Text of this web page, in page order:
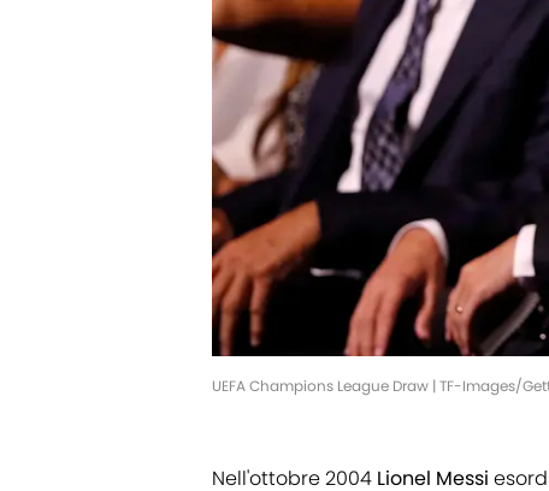
UEFA Champions League Draw | TF-Images/
Nell'ottobre 2004 Lionel Messi